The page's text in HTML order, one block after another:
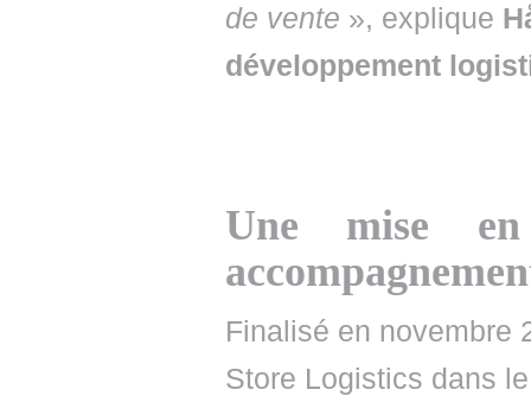
de vente », explique
développement
Une mise
Finalisé en novembre
Store Logistics dans